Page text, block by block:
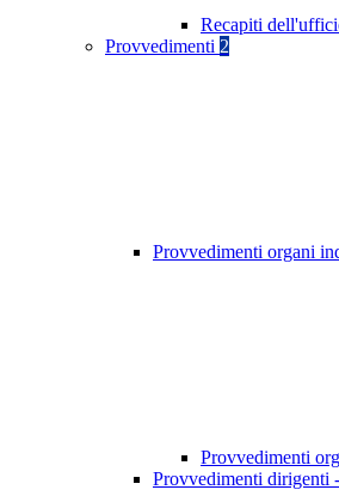
Recapiti
Provvedimenti 2
Provvedimenti organi
Provvedimenti
Provvedimenti dirigenti